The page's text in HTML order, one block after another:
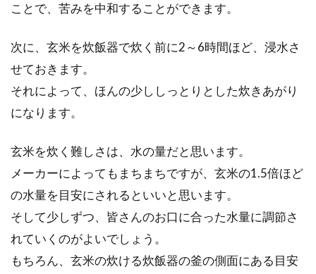
ことで、苦みを中和することができます。
次に、玄米を炊飯器で炊く前に2～6時間ほど、浸水さ
せておきます。
それによって、ほんの少ししっとりとした炊きあがり
になります。
玄米を炊く難しさは、水の量だと思います。
メーカーによってもまちまちですが、玄米の1.5倍ほど
の水量を目安にされるといいと思います。
そして少しずつ、皆さんのお口に合った水量に調節さ
れていくのがよいでしょう。
もちろん、玄米の炊ける炊飯器の釜の側面にある目安